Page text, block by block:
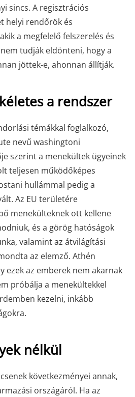
sincs. A regisztrációs
helyi rendőrök és
a megfelelő felszerelés és
tudják eldönteni, hogy a
jöttek-e, ahonnan állítják.
a rendszer
témákkal foglalkozó,
nevű washingtoni
szerint a menekültek ügyeinek
teljesen működőképes
hullámmal pedig a
Az EU területére
menekülteknek ott kellene
és a görög hatóságok
valamint az átvilágítási
az elemző. Athén
ezek az emberek nem akarnak
próbálja a menekültekkel
kezelni, inkább
nélkül
következményei annak,
országáról. Ha az